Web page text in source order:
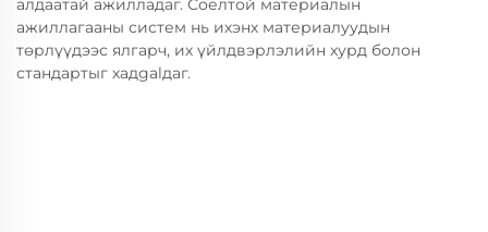
алдаатай ажилладаг. Соёлтой материалын
ажиллагааны систем нь ихэнх материалуудын
төрлүүдээс ялгарч, их үйлдвэрлэлийн хурд болон
стандартыг хадgalдаг.